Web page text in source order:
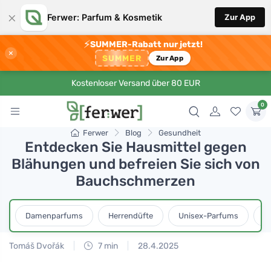
× Ferwer: Parfum & Kosmetik Zur App
×
⚡SUMMER-Rabatt nur jetzt!
SUMMER Zur App
Kostenloser Versand über 80 EUR
0
Ferwer Blog Gesundheit
Entdecken Sie Hausmittel gegen
Blähungen und befreien Sie sich von
Bauchschmerzen
Damenparfums Herrendüfte Unisex-Parfums
Tomáš Dvořák 7 min 28.4.2025